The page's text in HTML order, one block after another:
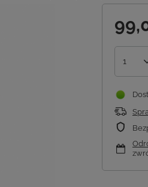
1